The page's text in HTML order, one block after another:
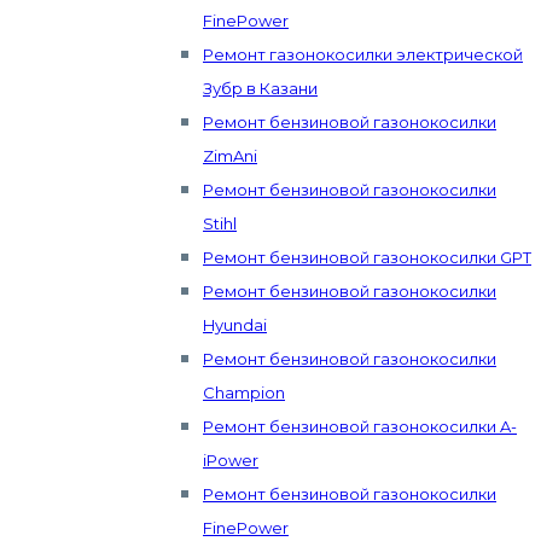
FinePower
Ремонт газонокосилки электрической
Зубр в Казани
Ремонт бензиновой газонокосилки
ZimAni
Ремонт бензиновой газонокосилки
Stihl
Ремонт бензиновой газонокосилки GPT
Ремонт бензиновой газонокосилки
Hyundai
Ремонт бензиновой газонокосилки
Champion
Ремонт бензиновой газонокосилки A-
iPower
Ремонт бензиновой газонокосилки
FinePower